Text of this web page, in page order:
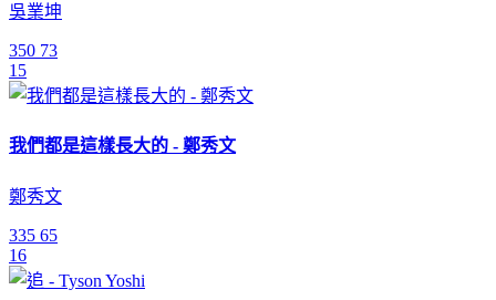
吳業坤
350 73
15
我們都是這樣長大的 - 鄭秀文
鄭秀文
335 65
16